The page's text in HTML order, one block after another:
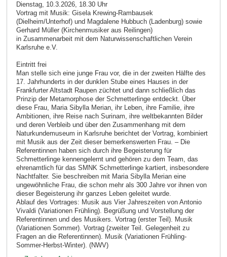
Dienstag, 10.3.2026, 18.30 Uhr
Vortrag mit Musik: Gisela Krewing-Rambausek
(Dielheim/Unterhof) und Magdalene Hubbuch (Ladenburg) sowie
Gerhard Müller (Kirchenmusiker aus Reilingen)
in Zusammenarbeit mit dem Naturwissenschaftlichen Verein
Karlsruhe e.V.
Eintritt frei
Man stelle sich eine junge Frau vor, die in der zweiten Hälfte des
17. Jahrhunderts in der dunklen Stube eines Hauses in der
Frankfurter Altstadt Raupen züchtet und dann schließlich das
Prinzip der Metamorphose der Schmetterlinge entdeckt. Über
diese Frau, Maria Sibylla Merian, ihr Leben, ihre Familie, ihre
Ambitionen, ihre Reise nach Surinam, ihre weltbekannten Bilder
und deren Verbleib und über den Zusammenhang mit dem
Naturkundemuseum in Karlsruhe berichtet der Vortrag, kombiniert
mit Musik aus der Zeit dieser bemerkenswerten Frau. – Die
Referentinnen haben sich durch ihre Begeisterung für
Schmetterlinge kennengelernt und gehören zu dem Team, das
ehrenamtlich für das SMNK Schmetterlinge kartiert, insbesondere
Nachtfalter. Sie beschreiben mit Maria Sibylla Merian eine
ungewöhnliche Frau, die schon mehr als 300 Jahre vor ihnen von
dieser Begeisterung ihr ganzes Leben geleitet wurde.
Ablauf des Vortrages: Musik aus Vier Jahreszeiten von Antonio
Vivaldi (Variationen Frühling). Begrüßung und Vorstellung der
Referentinnen und des Musikers. Vortrag (erster Teil). Musik
(Variationen Sommer). Vortrag (zweiter Teil. Gelegenheit zu
Fragen an die Referentinnen). Musik (Variationen Frühling-
Sommer-Herbst-Winter). (NWV)